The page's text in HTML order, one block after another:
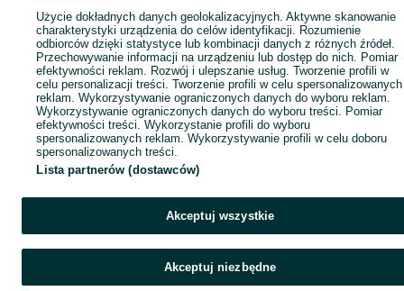
Użycie dokładnych danych geolokalizacyjnych. Aktywne skanowanie
charakterystyki urządzenia do celów identyfikacji. Rozumienie
odbiorców dzięki statystyce lub kombinacji danych z różnych źródeł.
Przechowywanie informacji na urządzeniu lub dostęp do nich. Pomiar
efektywności reklam. Rozwój i ulepszanie usług. Tworzenie profili w
celu personalizacji treści. Tworzenie profili w celu spersonalizowanych
reklam. Wykorzystywanie ograniczonych danych do wyboru reklam.
Wykorzystywanie ograniczonych danych do wyboru treści. Pomiar
efektywności treści. Wykorzystanie profili do wyboru
spersonalizowanych reklam. Wykorzystywanie profili w celu doboru
spersonalizowanych treści.
Lista partnerów (dostawców)
Akceptuj wszystkie
Akceptuj niezbędne